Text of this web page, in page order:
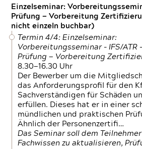
Einzelseminar:
Prüfung — Vorbereitung
nicht einzeln buchbar)
Termin 4/4: Einzelseminar:
Vorbereitungsseminar - IFS/ATR -
Prüfung — Vorbereitung
8.30—16.30 Uhr
Der Bewerber um die
das Anforderungsprofil für den
Sachverständigen für Schäden
erfüllen. Dieses hat er in einer
mündlichen und praktischen
Ähnlich der Personenzertifi…
Das Seminar soll dem
Fachwissen zu aktualisieren,